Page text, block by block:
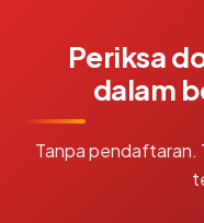
Periksa
dalam
Tanpa pendaftaran.